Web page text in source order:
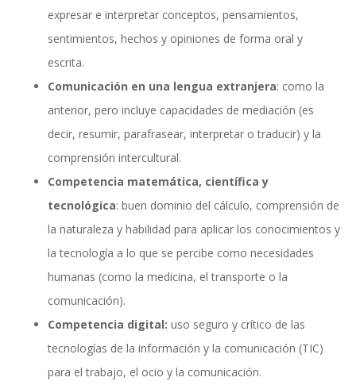
expresar e interpretar conceptos, pensamientos,
sentimientos, hechos y opiniones de forma oral y
escrita.
Comunicación en una lengua extranjera: como la
anterior, pero incluye capacidades de mediación (es
decir, resumir, parafrasear, interpretar o traducir) y la
comprensión intercultural.
Competencia matemática, científica y
tecnológica: buen dominio del cálculo, comprensión de
la naturaleza y habilidad para aplicar los conocimientos y
la tecnología a lo que se percibe como necesidades
humanas (como la medicina, el transporte o la
comunicación).
Competencia digital: uso seguro y crítico de las
tecnologías de la información y la comunicación (TIC)
para el trabajo, el ocio y la comunicación.